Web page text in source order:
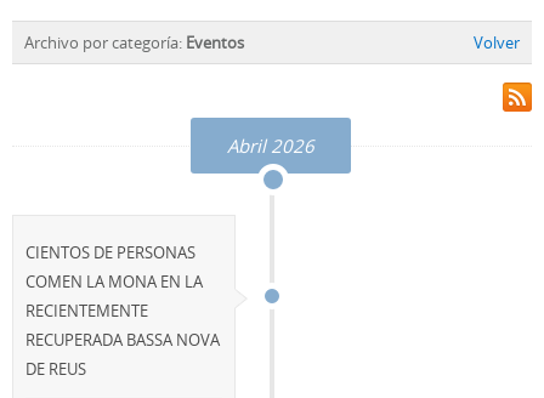
Archivo por categoría: Eventos Volver
Abril 2026
CIENTOS DE PERSONAS
COMEN LA MONA EN LA
RECIENTEMENTE
RECUPERADA BASSA NOVA
DE REUS